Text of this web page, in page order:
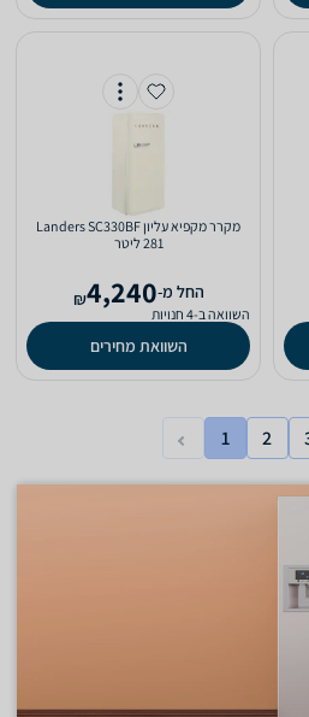
מקרר ‏מקפיא עליון Landers SC330BF
‏281 ‏ליטר
‫החל מ-4,240
₪
השוואה ב-4 חנויות
השוואת מחירים
1 2